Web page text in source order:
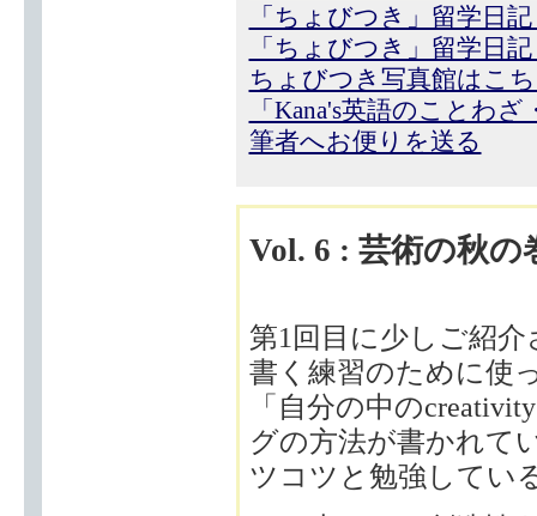
「ちょびつき」留学日
「ちょびつき」留学日
ちょびつき写真館はこ
「Kana's英語のことわ
筆者へお便りを送る
Vol. 6 : 芸術の秋の
第1回目に少しご紹
書く練習のために使
「自分の中の
グの方法が書かれて
ツコツと勉強してい